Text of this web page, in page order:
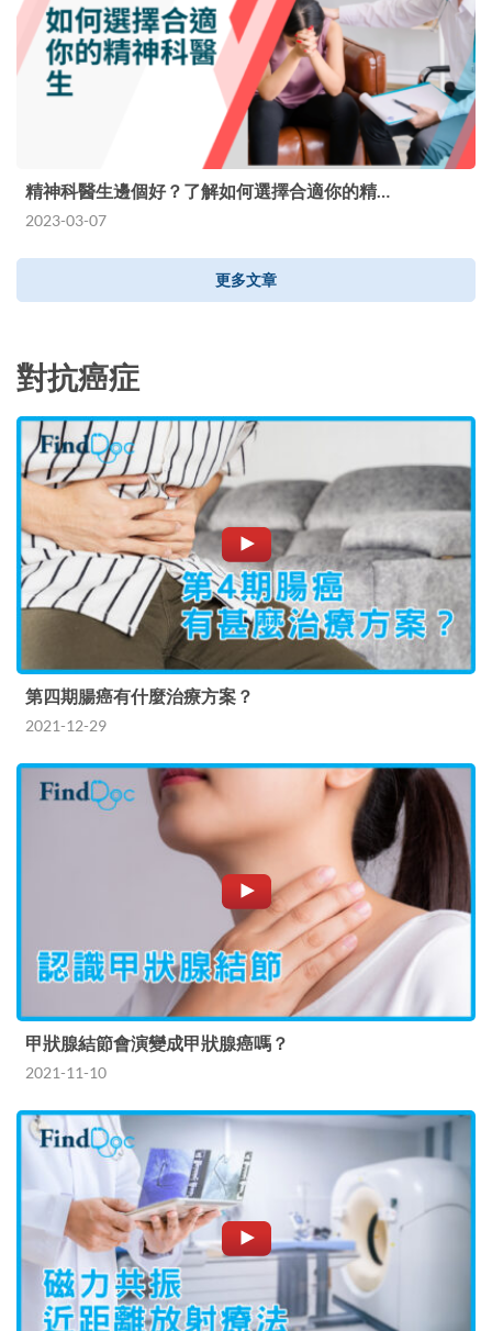
精神科醫生邊個好？了解如何選擇合適你的精…
2023-03-07
更多文章
對抗癌症
第四期腸癌有什麼治療方案？
2021-12-29
甲狀腺結節會演變成甲狀腺癌嗎？
2021-11-10